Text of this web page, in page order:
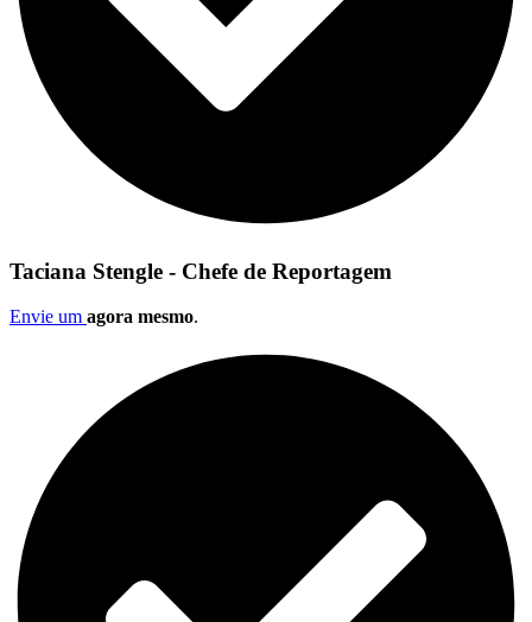
Taciana Stengle - Chefe de Reportagem
Envie um agora mesmo.